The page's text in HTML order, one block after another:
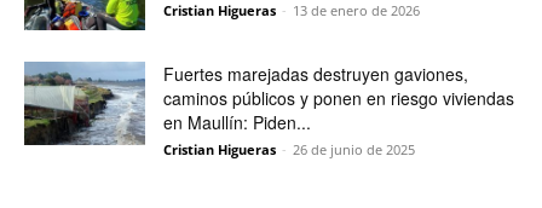
Cristian Higueras - 13 de enero de 2026
Fuertes marejadas destruyen gaviones,
caminos públicos y ponen en riesgo viviendas
en Maullín: Piden...
Cristian Higueras - 26 de junio de 2025